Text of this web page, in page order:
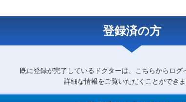
登録済の方
既に登録が完了しているドクターは、こちらからログ
詳細な情報をご覧いただくことができま